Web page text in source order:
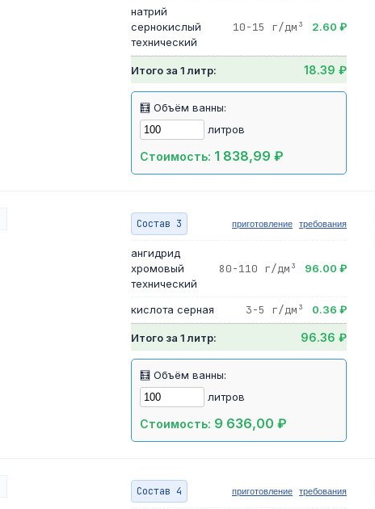
натрий
сернокислый
технический
10-15 г/дм³ 2.60 ₽
Итого за 1 литр: 18.39 ₽
🧮 Объём ванны:
литров
Стоимость: 1 838,99 ₽
Состав 3 приготовление требования
ангидрид
хромовый
технический
80-110 г/дм³ 96.00 ₽
кислота серная 3-5 г/дм³ 0.36 ₽
Итого за 1 литр: 96.36 ₽
🧮 Объём ванны:
литров
Стоимость: 9 636,00 ₽
Состав 4 приготовление требования